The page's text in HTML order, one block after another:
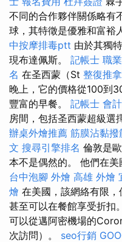
不同的合作夥伴關係略有
球，其特徵是優雅和富裕
中按摩排毒ptt 由於其獨
現布達佩斯。 記帳士 職
名 在圣西蒙（St 整復推
晚上，它的價格從100到
豐富的早餐。 記帳士 會計
房間，包括圣西蒙超級選
辦桌外燴推薦 筋膜沾黏撥
文 搜尋引擎排名 倫敦是
本不是偶然的。 他們在美
台中泡腳 外燴 高雄 外燴
燴 在美國，該網絡有限，
甚至可以在餐館享受折扣。
可以從邁阿密機場的
次訪問）。 seo行銷